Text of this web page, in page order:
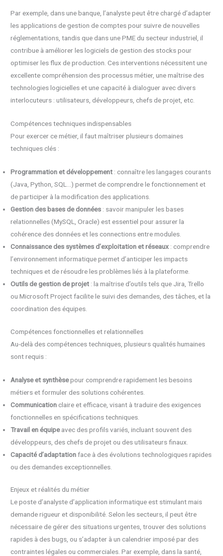
Par exemple, dans une banque, l’analyste peut être chargé d’adapter
les applications de gestion de comptes pour suivre de nouvelles
réglementations, tandis que dans une PME du secteur industriel, il
contribue à améliorer les logiciels de gestion des stocks pour
optimiser les flux de production. Ces interventions nécessitent une
excellente compréhension des processus métier, une maîtrise des
technologies logicielles et une capacité à dialoguer avec divers
interlocuteurs : utilisateurs, développeurs, chefs de projet, etc.
Compétences techniques indispensables
Pour exercer ce métier, il faut maîtriser plusieurs domaines
techniques clés :
Programmation et développement : connaître les langages courants
(Java, Python, SQL…) permet de comprendre le fonctionnement et
de participer à la modification des applications.
Gestion des bases de données : savoir manipuler les bases
relationnelles (MySQL, Oracle) est essentiel pour assurer la
cohérence des données et les connections entre modules.
Connaissance des systèmes d’exploitation et réseaux : comprendre
l’environnement informatique permet d’anticiper les impacts
techniques et de résoudre les problèmes liés à la plateforme.
Outils de gestion de projet : la maîtrise d’outils tels que Jira, Trello
ou Microsoft Project facilite le suivi des demandes, des tâches, et la
coordination des équipes.
Compétences fonctionnelles et relationnelles
Au-delà des compétences techniques, plusieurs qualités humaines
sont requis :
Analyse et synthèsepour comprendre rapidement les besoins
métiers et formuler des solutions cohérentes.
Communication claire et efficace, visant à traduire des exigences
fonctionnelles en spécifications techniques.
Travail en équipeavec des profils variés, incluant souvent des
développeurs, des chefs de projet ou des utilisateurs finaux.
Capacité d’adaptationface à des évolutions technologiques rapides
ou des demandes exceptionnelles.
Enjeux et réalités du métier
Le poste d’analyste d’application informatique est stimulant mais
demande rigueur et disponibilité. Selon les secteurs, il peut être
nécessaire de gérer des situations urgentes, trouver des solutions
rapides à des bugs, ou s’adapter à un calendrier imposé par des
contraintes légales ou commerciales. Par exemple, dans la santé,